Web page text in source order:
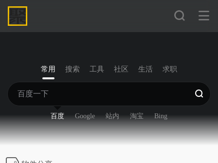
常用 搜索 工具 社区 生活 求职
百度 Google 站内 淘宝 Bing